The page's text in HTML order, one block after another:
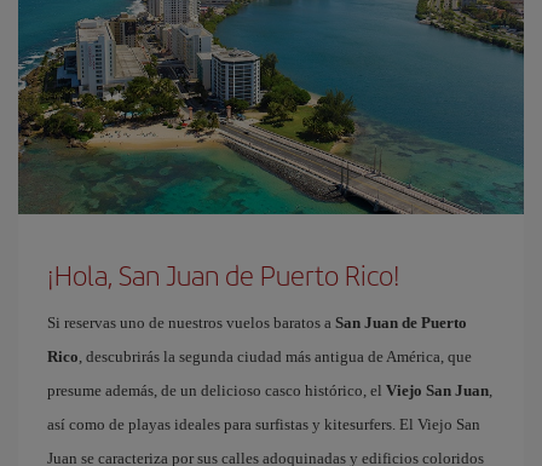
¡Hola, San Juan de Puerto Rico!
Si reservas uno de nuestros vuelos baratos a San Juan de Puerto
Rico, descubrirás la segunda ciudad más antigua de América, que
presume además, de un delicioso casco histórico, el Viejo San Juan,
así como de playas ideales para surfistas y kitesurfers. El Viejo San
Juan se caracteriza por sus calles adoquinadas y edificios coloridos